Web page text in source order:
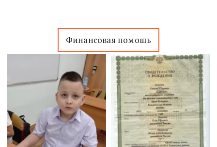
Финансовая помощь